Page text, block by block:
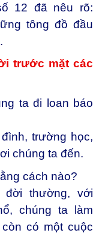
12 đã nêu rõ:
tông đồ đầu
trước mặt các
ta đi loan báo
trường học,
chúng ta đến.
cách nào?
đời thường, với
chúng ta làm
có một cuộc